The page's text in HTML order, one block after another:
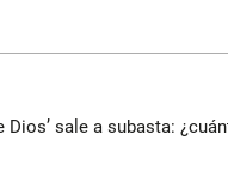
Dios’ sale a subasta: